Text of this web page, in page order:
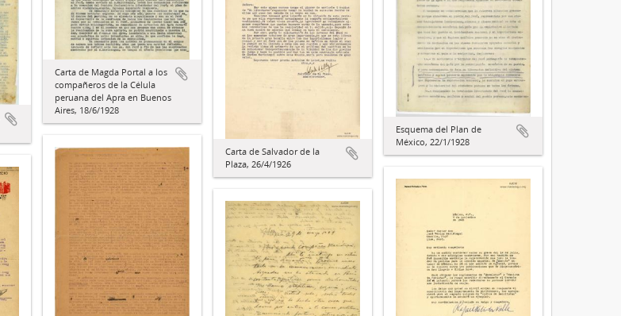
Carta de Magda Portal a los
compañeros de la Célula
peruana del Apra en Buenos
Aires, 18/6/1928
Esquema del Plan de
México, 22/1/1928
Carta de Salvador de la
Plaza, 26/4/1926